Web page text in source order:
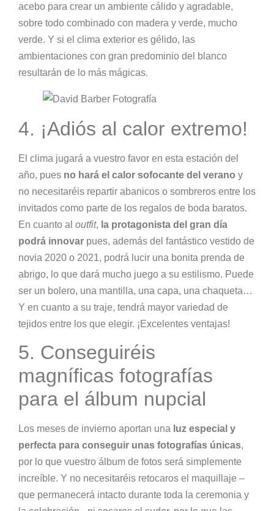
acebo para crear un ambiente cálido y agradable,
sobre todo combinado con madera y verde, mucho
verde. Y si el clima exterior es gélido, las
ambientaciones con gran predominio del blanco
resultarán de lo más mágicas.
4. ¡Adiós al calor extremo!
El clima jugará a vuestro favor en esta estación del
año, pues no hará el calor sofocante del verano y
no necesitaréis repartir abanicos o sombreros entre los
invitados como parte de los regalos de boda baratos.
En cuanto al outfit, la protagonista del gran día
podrá innovar pues, además del fantástico vestido de
novia 2020 o 2021, podrá lucir una bonita prenda de
abrigo, lo que dará mucho juego a su estilismo. Puede
ser un bolero, una mantilla, una capa, una chaqueta…
Y en cuanto a su traje, tendrá mayor variedad de
tejidos entre los que elegir. ¡Excelentes ventajas!
5. Conseguiréis
magníficas fotografías
para el álbum nupcial
Los meses de invierno aportan una luz especial y
perfecta para conseguir unas fotografías únicas,
por lo que vuestro álbum de fotos será simplemente
increíble. Y no necesitaréis retocaros el maquillaje –
que permanecerá intacto durante toda la ceremonia y